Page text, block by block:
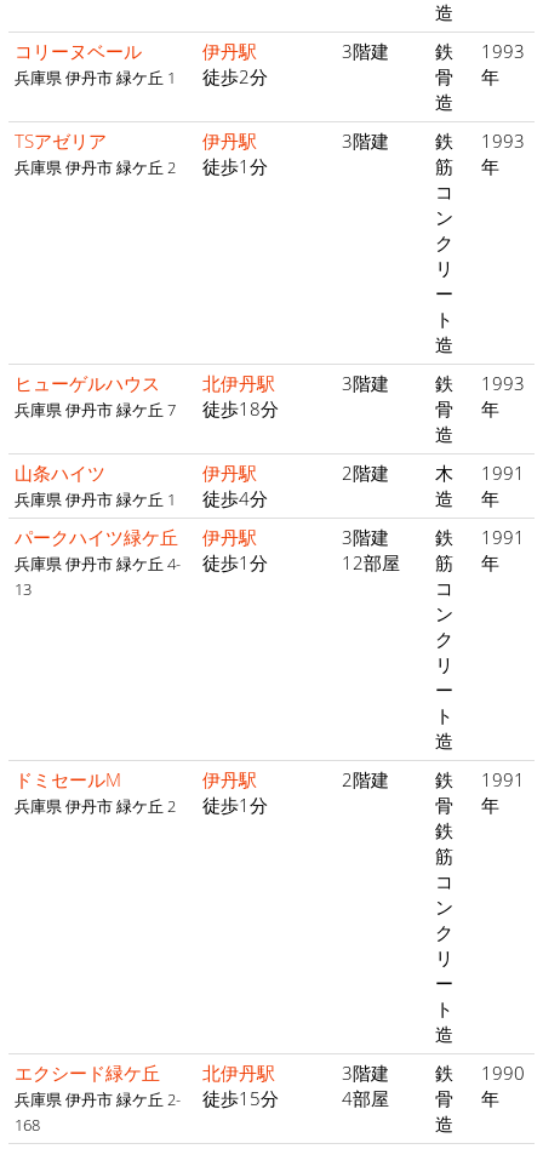
造
コリーヌベール
兵庫県 伊丹市 緑ケ丘 1
伊丹駅
徒歩2分
3階建
鉄
骨
造
1993
年
TSアゼリア
兵庫県 伊丹市 緑ケ丘 2
伊丹駅
徒歩1分
3階建
鉄
筋
コ
ン
ク
リ
ー
ト
造
1993
年
ヒューゲルハウス
兵庫県 伊丹市 緑ケ丘 7
北伊丹駅
徒歩18分
3階建
鉄
骨
造
1993
年
山条ハイツ
兵庫県 伊丹市 緑ケ丘 1
伊丹駅
徒歩4分
2階建
木
造
1991
年
パークハイツ緑ケ丘
兵庫県 伊丹市 緑ケ丘 4-
13
伊丹駅
徒歩1分
3階建
12部屋
鉄
筋
コ
ン
ク
リ
ー
ト
造
1991
年
ドミセールM
兵庫県 伊丹市 緑ケ丘 2
伊丹駅
徒歩1分
2階建
鉄
骨
鉄
筋
コ
ン
ク
リ
ー
ト
造
1991
年
エクシード緑ケ丘
兵庫県 伊丹市 緑ケ丘 2-
168
北伊丹駅
徒歩15分
3階建
4部屋
鉄
骨
造
1990
年